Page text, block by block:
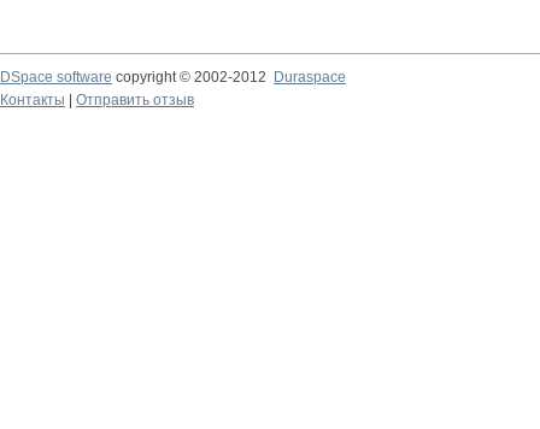
DSpace software copyright © 2002-2012
Duraspace
Контакты
Отправить отзыв